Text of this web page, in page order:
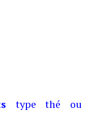
type thé ou